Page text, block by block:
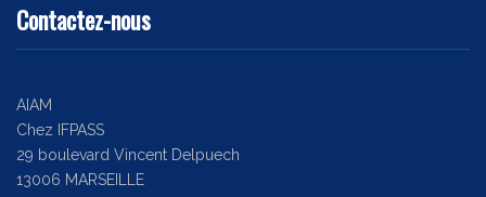
Contactez-nous
AIAM
Chez IFPASS
29 boulevard Vincent Delpuech
13006 MARSEILLE